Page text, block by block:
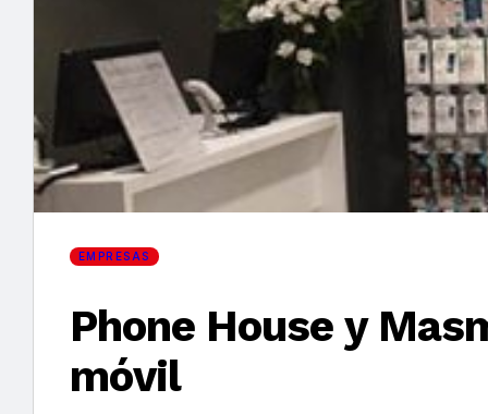
HEMEROTECA
Encuentra tu noticia
×
EMPRESAS
Phone House y
móvil